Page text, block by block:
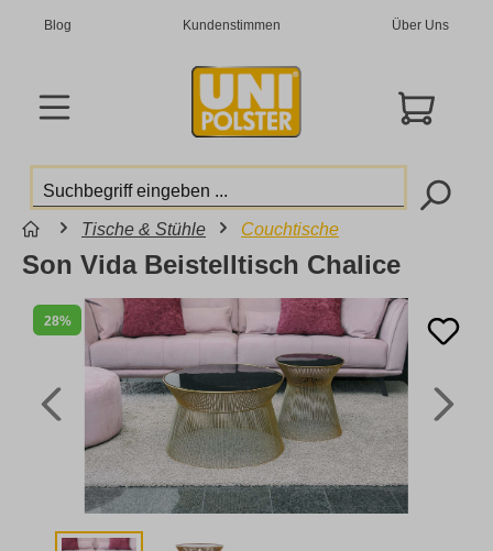
Blog Kundenstimmen Über Uns
Tische & Stühle Couchtische
28%
Son Vida Beistelltisch Chalice